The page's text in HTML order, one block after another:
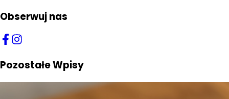
Obserwuj nas
Pozostałe Wpisy